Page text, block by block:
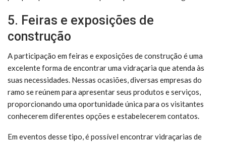
5. Feiras e exposições de
construção
A participação em feiras e exposições de construção é uma
excelente forma de encontrar uma vidraçaria que atenda às
suas necessidades. Nessas ocasiões, diversas empresas do
ramo se reúnem para apresentar seus produtos e serviços,
proporcionando uma oportunidade única para os visitantes
conhecerem diferentes opções e estabelecerem contatos.
Em eventos desse tipo, é possível encontrar vidraçarias de